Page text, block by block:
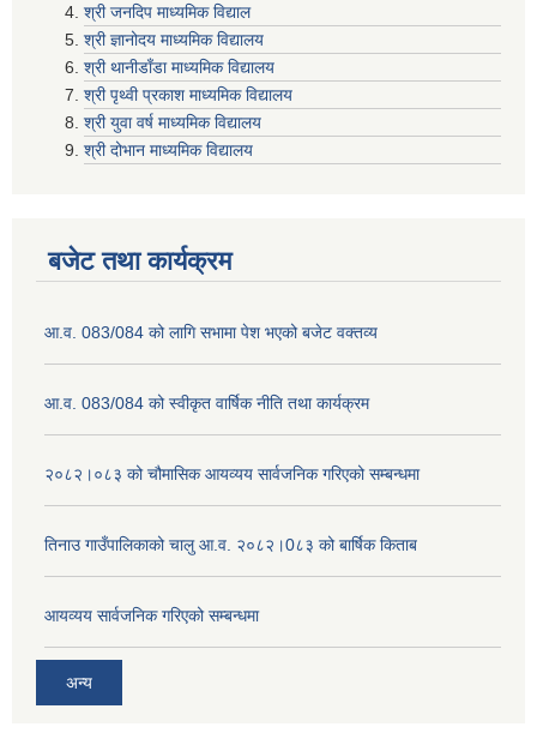
श्री जनदिप माध्यमिक विद्याल
श्री ज्ञानोदय माध्यमिक विद्यालय
श्री थानीडाँडा माध्यमिक विद्यालय
श्री पृथ्वी प्रकाश माध्यमिक विद्यालय
श्री युवा वर्ष माध्यमिक विद्यालय
श्री दोभान माध्यमिक विद्यालय
बजेट तथा कार्यक्रम
आ.व. 083/084 को लागि सभामा पेश भएको बजेट वक्तव्य
आ.व. 083/084 को स्वीकृत वार्षिक नीति तथा कार्यक्रम
२०८२।०८३ को चौमासिक आयव्यय सार्वजनिक गरिएको सम्बन्धमा
तिनाउ गाउँपालिकाको चालु आ.व. २०८२।0८३ को बार्षिक किताब
आयव्यय सार्वजनिक गरिएको सम्बन्धमा
अन्य